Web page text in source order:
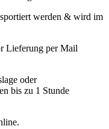
werden & wird im
Lieferung per Mail
oder
bis zu 1 Stunde